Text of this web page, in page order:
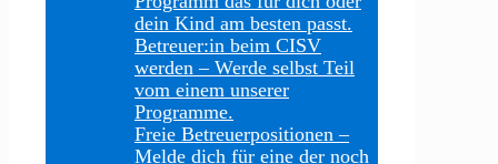
dein Kind am besten passt.
Betreuer:in beim CISV
werden – Werde selbst Teil
vom einem unserer
Programme.
Freie Betreuerpositionen –
Melde dich für eine der noch